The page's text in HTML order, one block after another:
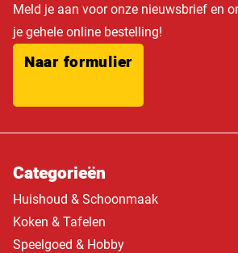
Meld je aan voor onze nieuwsbrief en
je gehele online bestelling!
Naar formulier
Categorieën
Huishoud & Schoonmaak
Koken & Tafelen
Speelgoed & Hobby